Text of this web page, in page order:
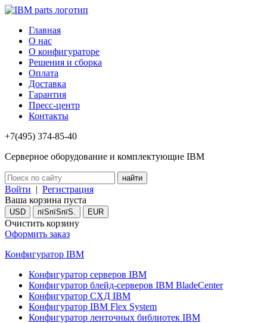
Главная
О нас
О конфигураторе
Решения и сборка
Оплата
Доставка
Гарантия
Пресс-центр
Контакты
+7(495) 374-85-40
Серверное оборудование и комплектующие IBM
Войти | Регистрация
Ваша корзина пуста
USD пїЅпїЅпїЅ. EUR
Очистить корзину
Оформить заказ
Конфигуратор IBM
Конфигуратор серверов IBM
Конфигуратор блейд-серверов IBM BladeCenter
Конфигуратор СХД IBM
Конфигуратор IBM Flex System
Конфигуратор ленточных библиотек IBM